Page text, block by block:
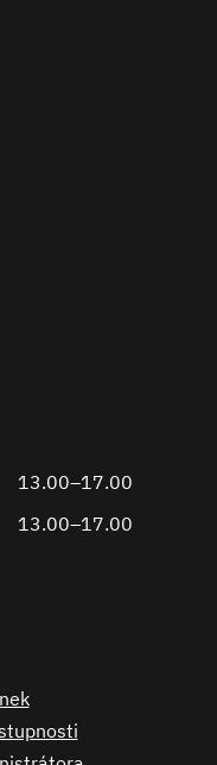
13.00–17.00
13.00–17.00